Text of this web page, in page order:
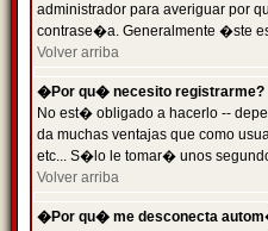
administrador para averiguar por
contrase�a. Generalmente �ste
Volver arriba
�Por qu� necesito registrarme?
No est� obligado a hacerlo --
da muchas ventajas que como
etc... S�lo le tomar� unos
Volver arriba
�Por qu� me desconecta